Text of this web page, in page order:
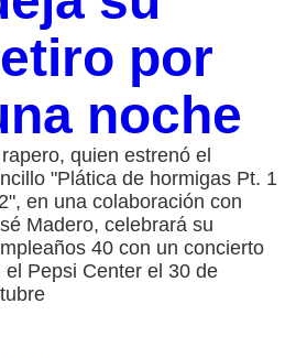
por
noche
quien estrenó el
"Plática de hormigas Pt. 1
en una colaboración con
Madero, celebrará su
40 con un concierto
el Pepsi Center el 30 de